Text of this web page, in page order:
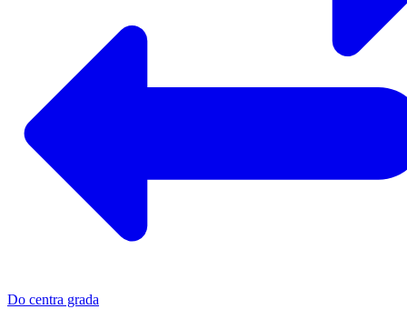
Do centra grada